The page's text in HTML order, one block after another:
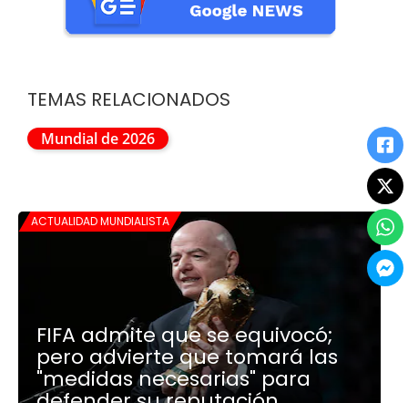
TEMAS RELACIONADOS
Mundial de 2026
ACTUALIDAD MUNDIALISTA
FIFA admite que se equivocó;
pero advierte que tomará las
"medidas necesarias" para